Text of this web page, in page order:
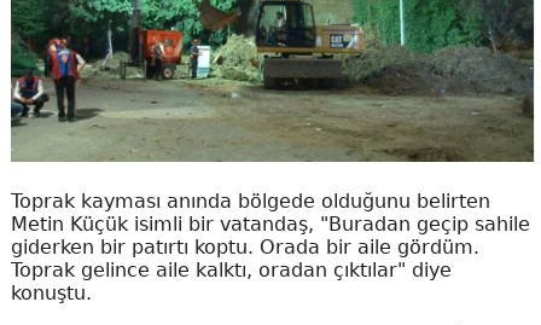
Toprak kayması anında bölgede olduğunu belirten
Metin Küçük isimli bir vatandaş, "Buradan geçip sahile
giderken bir patırtı koptu. Orada bir aile gördüm.
Toprak gelince aile kalktı, oradan çıktılar" diye
konuştu.